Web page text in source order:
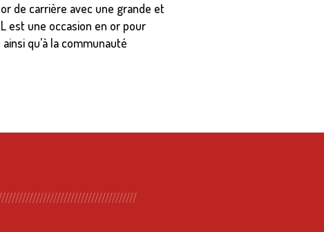
de carrière avec une grande et
est une occasion en or pour
qu’à la communauté